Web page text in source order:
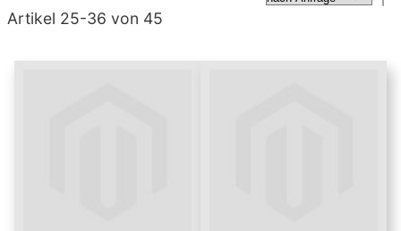
Artikel 25-36 von 45